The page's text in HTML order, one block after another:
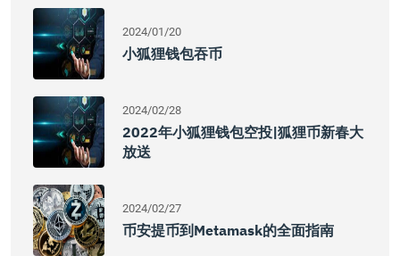
2024/01/20
小狐狸钱包吞币
2024/02/28
2022年小狐狸钱包空投|狐狸币新春大
放送
2024/02/27
币安提币到metamask的全面指南